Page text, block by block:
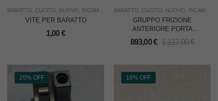
BARATTO CUCITO NUOVO RICAMBI RICAMO,USO INDUSTRIA
VITE PER BARATTO
1,00 €
BARATTO CUCITO NUOVO RICAMBI
GRUPPO FRIZIONE
ANTERIORE PORTA
CAMMA PER BARATTO
893,00€ 1.117,00€
20% OFF 16% OFF